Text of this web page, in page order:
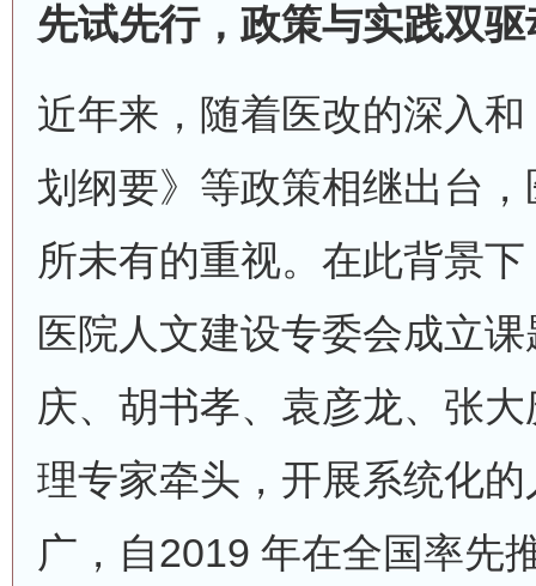
先试先行，政策与实践双驱
近年来，随着医改的深入和
划纲要》等政策相继出台
所未有的重视。在此背景
医院人文建设专委会成立
庆、胡书孝、袁彦龙、张
理专家牵头，开展系统化
广，自2019 年在全国率先